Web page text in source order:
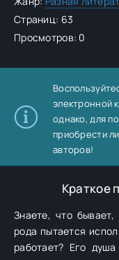
Страниц: 63
Просмотров: 0
электронной
однако, для
приобрести
авторов!
Краткое
Знаете, что бывает,
рода пытается
работает? Его